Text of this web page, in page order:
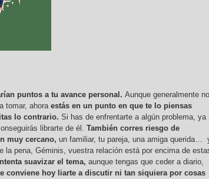
puntos a tu avance personal. Aunque generalmente no
tomar, ahora estás en un punto en que te lo piensas
lo contrario. Si has de enfrentarte a algún problema, ya
librarte de él. También corres riesgo de
muy cercano, un familiar, tu pareja, una amiga querida…
la pena, Géminis, vuestra relación está por encima de
suavizar el tema, aunque tengas que ceder a diario,
conviene hoy liarte a discutir ni tan siquiera por cosas